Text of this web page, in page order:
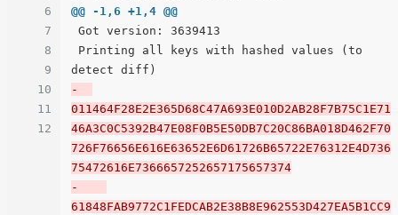
6
7
8
9
10
11
12
@@ -1,6 +1,4 @@
-
011464F28E2E365D68C47A693E010D2AB28F7B75C1E71
46A3C0C5392B47E08F0B5E50DB7C20C86BA018D462F70
726F76656E616E63652E6D61726B65722E76312E4D736
75472616E7366657252657175657374
-
61848FAB9772C1FEDCAB2E38B8E962553D427EA5B1CC9